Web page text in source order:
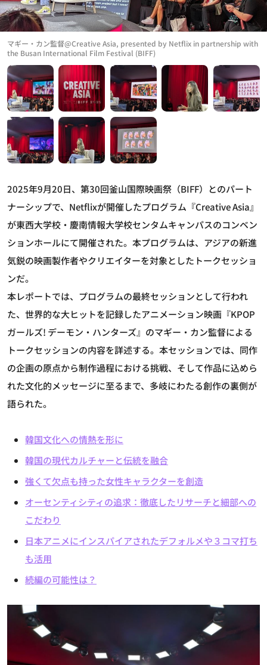
マギー・カン監督@Creative Asia, presented by Netflix in partnership with
the Busan International Film Festival (BIFF)
2025年9月20日、第30回釜山国際映画祭（BIFF）とのパート
ナーシップで、Netflixが開催したプログラム『Creative Asia』
が東西大学校・慶南情報大学校センタムキャンパスのコンベン
ションホールにて開催された。本プログラムは、アジアの新進
気鋭の映画製作者やクリエイターを対象としたトークセッショ
ンだ。
本レポートでは、プログラムの最終セッションとして行われ
た、世界的な大ヒットを記録したアニメーション映画『KPOP
ガールズ! デーモン・ハンターズ』のマギー・カン監督による
トークセッションの内容を詳述する。本セッションでは、同作
の企画の原点から制作過程における挑戦、そして作品に込めら
れた文化的メッセージに至るまで、多岐にわたる創作の裏側が
語られた。
韓国文化への情熱を形に
韓国の現代カルチャーと伝統を融合
強くて欠点も持った女性キャラクターを創造
オーセンティシティの追求：徹底したリサーチと細部への
こだわり
日本アニメにインスパイアされたデフォルメや３コマ打ち
も活用
続編の可能性は？